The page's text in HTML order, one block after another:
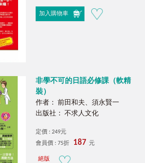
加入購物車
非學不可的日語必修課（軟精
裝）
作者： 前田和夫、須永賢一
出版社： 不求人文化
定價 : 249元
會員價 : 75折
187 元
絕版